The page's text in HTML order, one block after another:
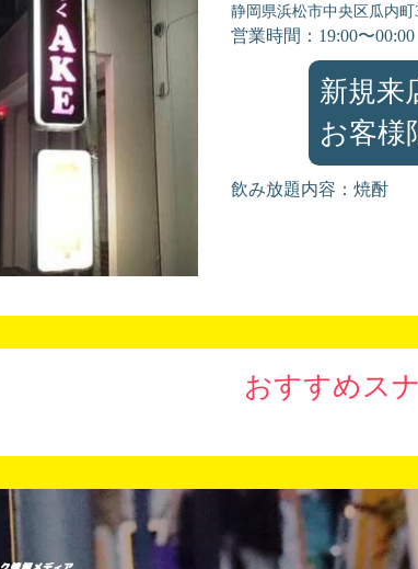
静岡県浜松市中央区瓜内
営業時間：19:00〜00:00
新規来
お客様
飲み放題内容：焼酎
おすすめス